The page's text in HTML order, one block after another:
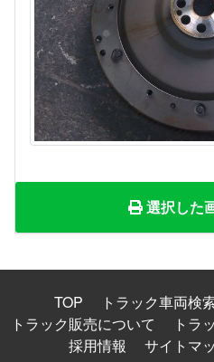
選択した
TOP トラック車両検
トラック販売について
トラ
採用情報
サイトマ